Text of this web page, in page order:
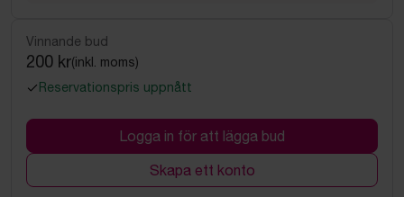
Vinnande bud
200 kr(inkl. moms)
Reservationspris uppnått
Logga in för att lägga bud
Skapa ett konto